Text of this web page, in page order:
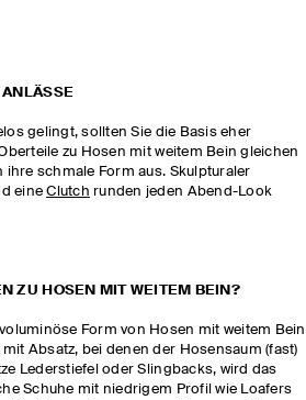
ANLÄSSE
gelingt, sollten Sie die Basis eher
zu Hosen mit weitem Bein gleichen
schmale Form aus. Skulpturaler
eineClutch runden jeden Abend-Look
ZU HOSEN MIT WEITEM BEIN?
Form von Hosen mit weitem Bein
Absatz, bei denen der Hosensaum (fast)
Lederstiefel oder Slingbacks, wird das
Schuhe mit niedrigem Profil wie Loafers